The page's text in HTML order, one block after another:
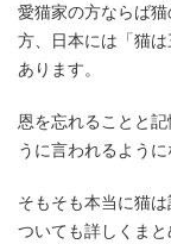
愛猫家の方ならば
方、日本には「猫
あります。
恩を忘れることと
うに言われるよう
そもそも本当に猫
ついても詳しくまと